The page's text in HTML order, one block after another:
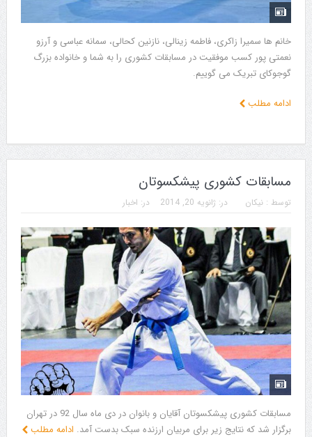
خانم ها سمیرا زاکری، فاطمه زینالی، نازنین کحالی، سمانه عباسی و آرزو
نعمتی پور کسب موفقیت در مسابقات کشوری را به شما و خانواده بزرگ
گوجوکای تبریک می گوییم.
ادامه مطلب
مسابقات کشوری پیشکسوتان
توسط : نیکان در: ژانویه 20, 2014 در: اخبار
مسابقات کشوری پیشکسوتان آقایان و بانوان در دی ماه سال 92 در تهران
برگزار شد که نتایج زیر برای مربیان ارزنده سبک بدست آمد. ادامه مطلب